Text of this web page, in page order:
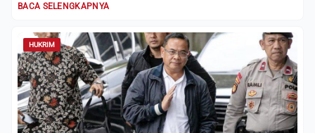
BACA SELENGKAPNYA
HUKRIM